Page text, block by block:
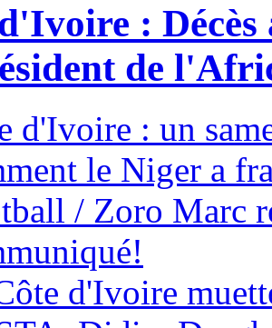
:
de
d'Ivoire : un
le Niger a
/ Zoro Marc
d'Ivoire